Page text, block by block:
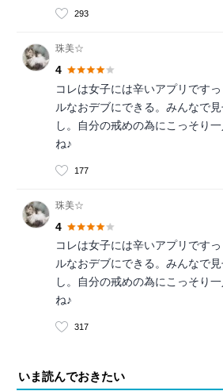
293
珠美☆
4
コレは女子には辛いアプリです
ルなおデブにできる。みんなで
し。自分の戒めの為にこっそり
ね♪
177
珠美☆
4
コレは女子には辛いアプリです
ルなおデブにできる。みんなで
し。自分の戒めの為にこっそり
ね♪
317
いま読んでおきたい